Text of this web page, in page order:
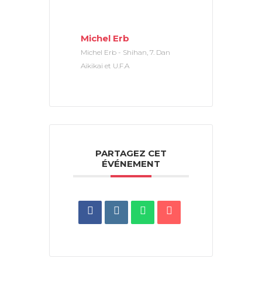
Michel Erb
Michel Erb - Shihan, 7. Dan
Aikikai et U.F.A
PARTAGEZ CET
ÉVÉNEMENT